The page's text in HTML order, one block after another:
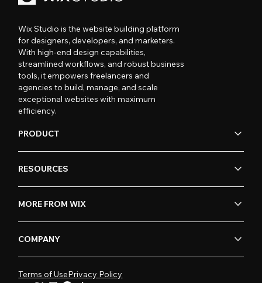
Wix Studio is the website building platform
for designers, developers, and marketers.
With high-end design capabilities,
streamlined workflows, and robust business
tools, it empowers freelancers and
agencies to build, manage, and scale
exceptional websites with maximum
efficiency.
PRODUCT
RESOURCES
MORE FROM WIX
COMPANY
Terms of UsePrivacy Policy